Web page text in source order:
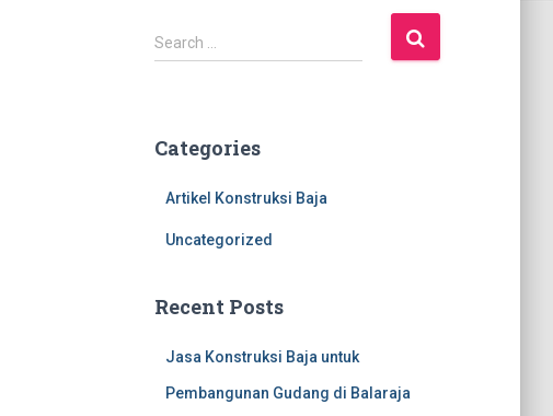
S
e
h
Search …
Categories
Artikel Konstruksi Baja
Uncategorized
Recent Posts
Jasa Konstruksi Baja untuk
Pembangunan Gudang di Balaraja